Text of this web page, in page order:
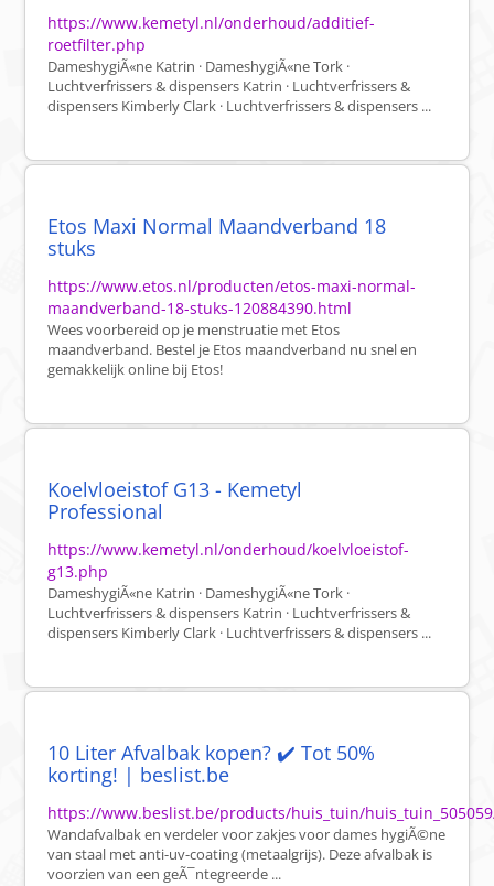
https://www.kemetyl.nl/onderhoud/additief-
roetfilter.php
DameshygiÃ«ne Katrin · DameshygiÃ«ne Tork ·
Luchtverfrissers & dispensers Katrin · Luchtverfrissers &
dispensers Kimberly Clark · Luchtverfrissers & dispensers ...
Etos Maxi Normal Maandverband 18
stuks
https://www.etos.nl/producten/etos-maxi-normal-
maandverband-18-stuks-120884390.html
Wees voorbereid op je menstruatie met Etos
maandverband. Bestel je Etos maandverband nu snel en
gemakkelijk online bij Etos!
Koelvloeistof G13 - Kemetyl
Professional
https://www.kemetyl.nl/onderhoud/koelvloeistof-
g13.php
DameshygiÃ«ne Katrin · DameshygiÃ«ne Tork ·
Luchtverfrissers & dispensers Katrin · Luchtverfrissers &
dispensers Kimberly Clark · Luchtverfrissers & dispensers ...
10 Liter Afvalbak kopen? ✔️ Tot 50%
korting! | beslist.be
https://www.beslist.be/products/huis_tuin/
Wandafvalbak en verdeler voor zakjes voor dames hygiÃ©ne
van staal met anti-uv-coating (metaalgrijs). Deze afvalbak is
voorzien van een geÃ¯ntegreerde ...